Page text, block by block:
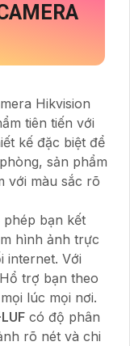
Hikvision
tiên tiến với
kế đặc biệt để
sản phẩm
với màu sắc rõ
phép bạn kết
hình ảnh trực
internet. Với
trợ bạn theo
lúc mọi nơi.
có độ phân
rõ nét và chi